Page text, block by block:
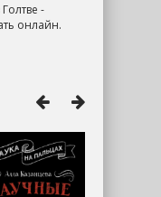
-
онлайн.